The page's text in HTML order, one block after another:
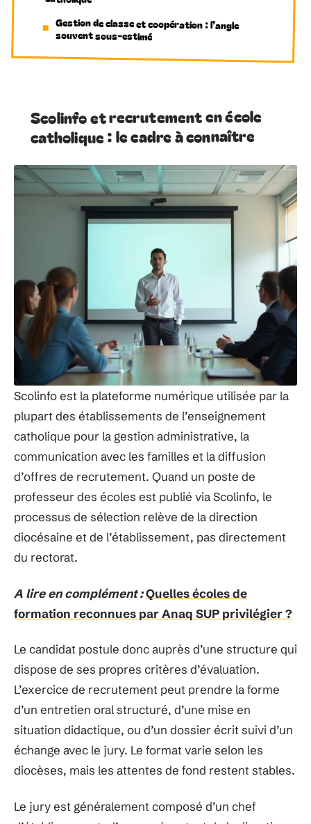
Gestion de classe et coopération : l’angle
souvent sous-estimé
Scolinfo et recrutement en école
catholique : le cadre à connaître
Scolinfo est la plateforme numérique utilisée par la
plupart des établissements de l’enseignement
catholique pour la gestion administrative, la
communication avec les familles et la diffusion
d’offres de recrutement. Quand un poste de
professeur des écoles est publié via Scolinfo, le
processus de sélection relève de la direction
diocésaine et de l’établissement, pas directement
du rectorat.
A lire en complément :Quelles écoles de
formation reconnues par Anaq SUP privilégier ?
Le candidat postule donc auprès d’une structure qui
dispose de ses propres critères d’évaluation.
L’exercice de recrutement peut prendre la forme
d’un entretien oral structuré, d’une mise en
situation didactique, ou d’un dossier écrit suivi d’un
échange avec le jury. Le format varie selon les
diocèses, mais les attentes de fond restent stables.
Le jury est généralement composé d’un chef